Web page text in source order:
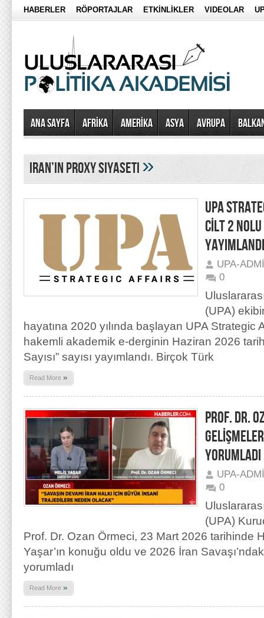
HABERLER RÖPORTAJLAR ETKİNLİKLER VIDEOLAR
Ana Sayfa AFRİKA AMERİKA ASYA AVRUPA
iran’ın proxy siyaseti»
UPA
CİLT 2
YAYIMLANDI
UPA-
0
(UPA)
hayatına 2020 yılında başlayan UPA Strategic
hakemli akademik e-derginin Haziran 2026
Sayısı” sayısı yayımlandı. Birçok Türk
Read More »
PROF. DR.
YORUMLADI
UPA-
0
(UPA)
Prof. Dr. Ozan Örmeci, 23 Mart 2026 tarihinde
Yaşar’ın konuğu oldu ve 2026 İran
yorumladı
Read More »